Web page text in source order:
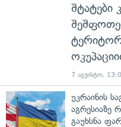
შტატები
7 აგვისტო,
უკრაინის
აგრესიაზე
გაუხსნა